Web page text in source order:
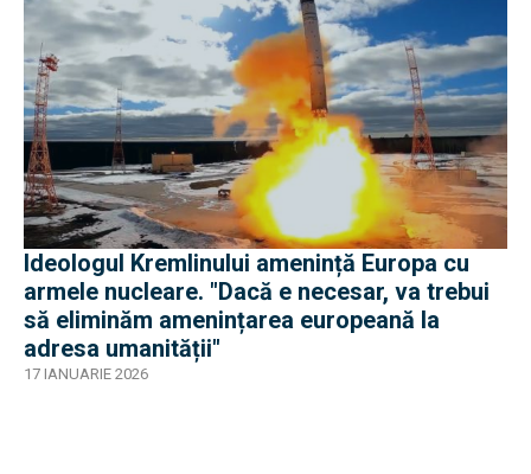
Ideologul Kremlinului amenință Europa cu
armele nucleare. "Dacă e necesar, va trebui
să eliminăm amenințarea europeană la
adresa umanității"
17 IANUARIE 2026